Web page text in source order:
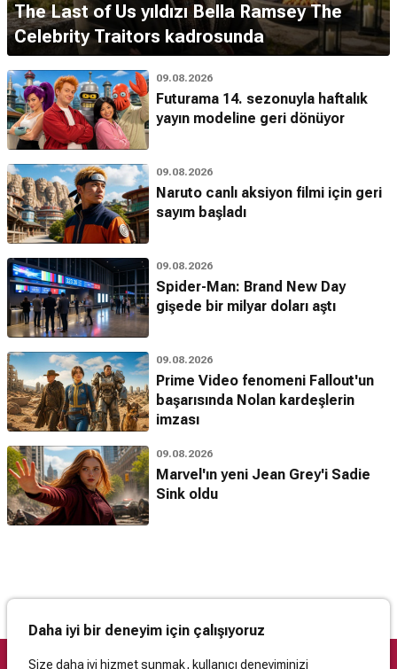
The Last of Us yıldızı Bella Ramsey The
Celebrity Traitors kadrosunda
09.08.2026
Futurama 14. sezonuyla haftalık
yayın modeline geri dönüyor
09.08.2026
Naruto canlı aksiyon filmi için geri
sayım başladı
09.08.2026
Spider-Man: Brand New Day
gişede bir milyar doları aştı
09.08.2026
Prime Video fenomeni Fallout'un
başarısında Nolan kardeşlerin
imzası
09.08.2026
Marvel'ın yeni Jean Grey'i Sadie
Sink oldu
Daha iyi bir deneyim için çalışıyoruz
Size daha iyi hizmet sunmak, kullanıcı deneyiminizi